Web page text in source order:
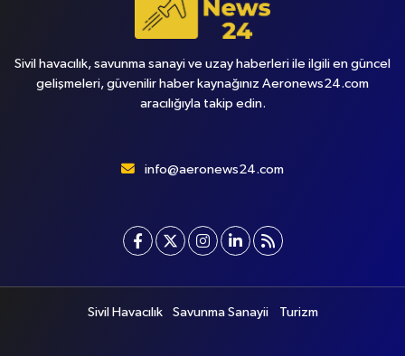
Sivil havacılık, savunma sanayi ve uzay haberleri ile ilgili en güncel
gelişmeleri, güvenilir haber kaynağınız Aeronews24.com
aracılığıyla takip edin.
info@aeronews24.com
Sivil Havacılık Savunma Sanayii Turizm